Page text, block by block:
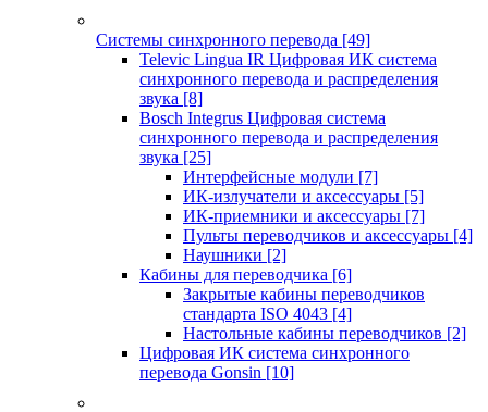
Системы синхронного перевода [49]
Televic Lingua IR Цифровая ИК система
синхронного перевода и распределения
звука [8]
Bosch Integrus Цифровая система
синхронного перевода и распределения
звука [25]
Интерфейсные модули [7]
ИК-излучатели и аксессуары [5]
ИК-приемники и аксессуары [7]
Пульты переводчиков и аксессуары [4]
Наушники [2]
Кабины для переводчика [6]
Закрытые кабины переводчиков
стандарта ISO 4043 [4]
Настольные кабины переводчиков [2]
Цифровая ИК система синхронного
перевода Gonsin [10]